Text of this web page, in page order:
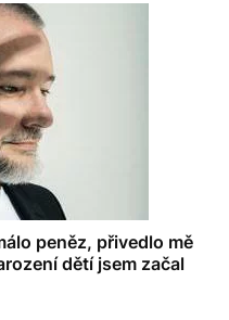
peněz, přivedlo mě
dětí jsem začal